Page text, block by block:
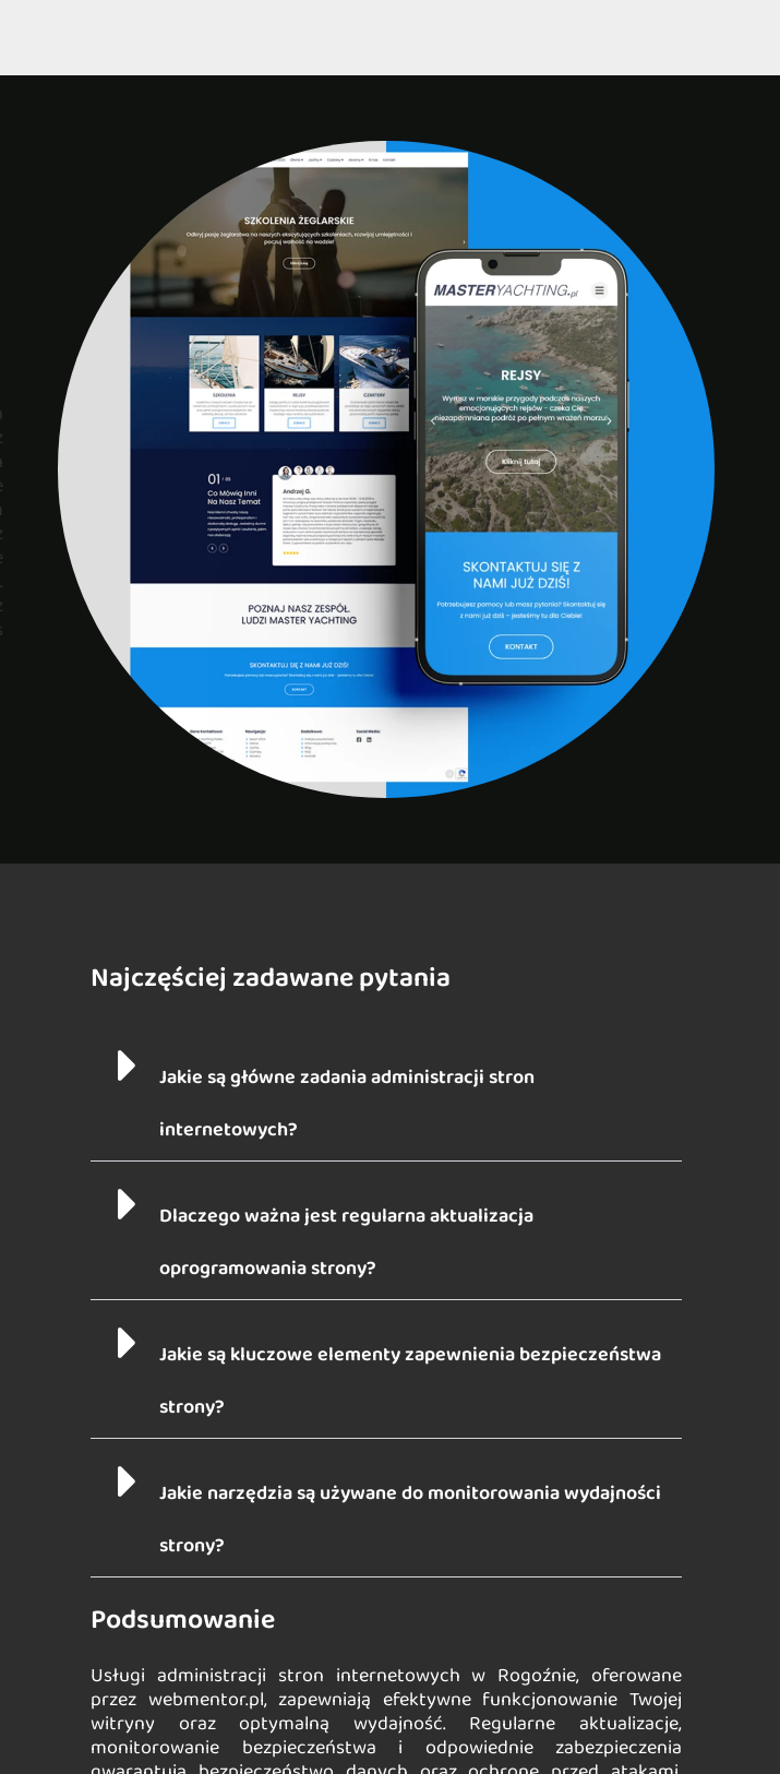
Najczęściej zadawane pytania
Jakie są główne zadania administracji stron
internetowych?
Dlaczego ważna jest regularna aktualizacja
oprogramowania strony?
Jakie są kluczowe elementy zapewnienia bezpieczeństwa
strony?
Jakie narzędzia są używane do monitorowania wydajności
strony?
Podsumowanie
Usługi administracji stron internetowych w Rogoźnie, oferowane
przez webmentor.pl, zapewniają efektywne funkcjonowanie Twojej
witryny oraz optymalną wydajność. Regularne aktualizacje,
monitorowanie bezpieczeństwa i odpowiednie zabezpieczenia